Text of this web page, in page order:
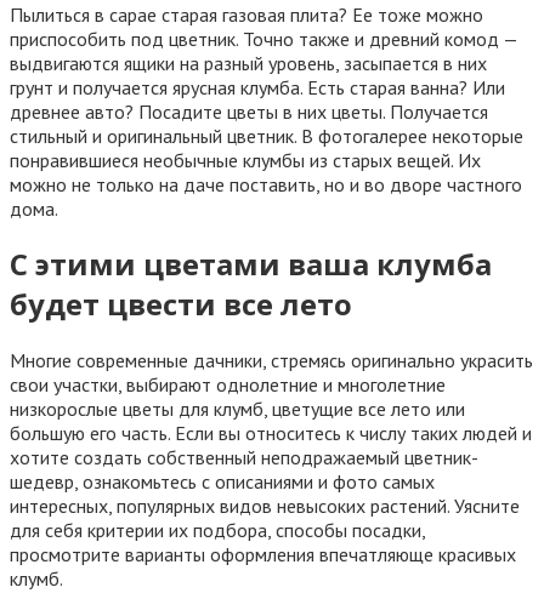
Пылиться в сарае старая газовая плита? Ее тоже можно
приспособить под цветник. Точно также и древний комод —
выдвигаются ящики на разный уровень, засыпается в них
грунт и получается ярусная клумба. Есть старая ванна? Или
древнее авто? Посадите цветы в них цветы. Получается
стильный и оригинальный цветник. В фотогалерее некоторые
понравившиеся необычные клумбы из старых вещей. Их
можно не только на даче поставить, но и во дворе частного
дома.
С этими цветами ваша клумба
будет цвести все лето
Многие современные дачники, стремясь оригинально украсить
свои участки, выбирают однолетние и многолетние
низкорослые цветы для клумб, цветущие все лето или
большую его часть. Если вы относитесь к числу таких людей и
хотите создать собственный неподражаемый цветник-
шедевр, ознакомьтесь с описаниями и фото самых
интересных, популярных видов невысоких растений. Уясните
для себя критерии их подбора, способы посадки,
просмотрите варианты оформления впечатляюще красивых
клумб.